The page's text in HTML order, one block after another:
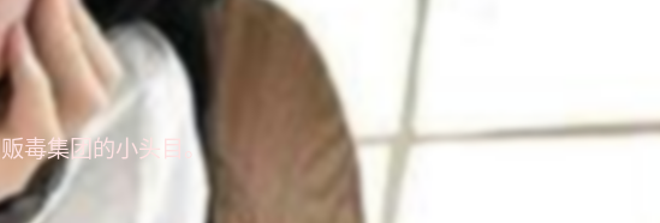
毒集团的小头目。